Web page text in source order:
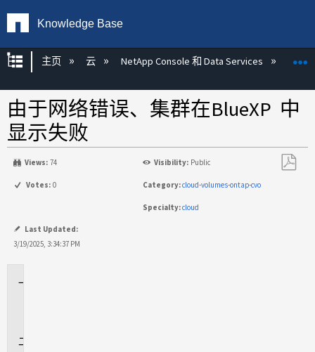
Knowledge Base
扩展/隐缩全局层次
主页 云 NetApp Console 和 Data Services
由于网络错误、集群在BlueXP 中
显示失败
Views: 74 Visibility: Public
Votes: 0 Category:cloud-volumes-ontap-cvo
Specialty:cloud
Last Updated:
3/19/2025, 3:34:37 PM